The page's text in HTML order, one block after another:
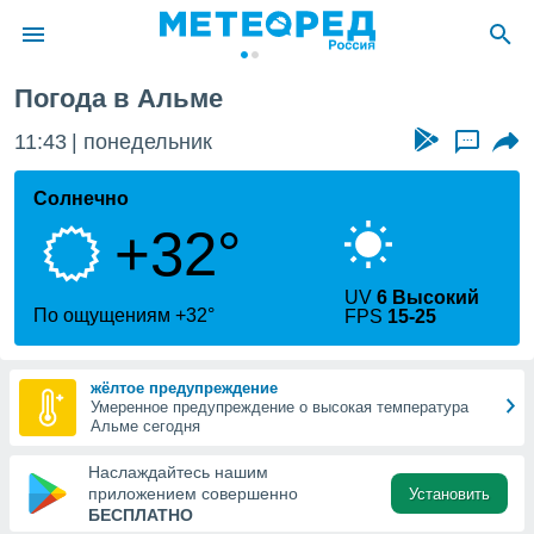
о
Вы можете
к этому
доступ
Погода в Альме
11:43 понедельник ...
Солнечно
+32°
По ощущениям +32°
UV6 Высокий
FPS 15-25
жёлтое предупреждение
Умеренное предупреждение о высокая температура
Альме сегодня
Наслаждайтесь нашим
приложением совершенно
БЕСПЛАТНО
Установить